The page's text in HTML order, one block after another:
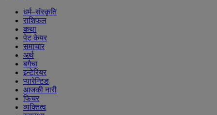
धर्म–संस्कृति
राशिफल
कथा
पेट केयर
समाचार
अर्थ
बगैचा
इन्टेरियर
प्यारेन्टिङ
आजकी नारी
फिचर
व्यक्तित्व